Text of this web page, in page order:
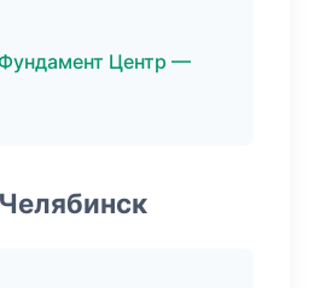
Центр —